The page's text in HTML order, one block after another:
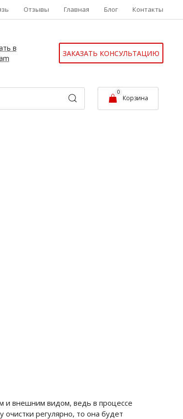
Отзывы Главная Блог Контакты
в
ЗАКАЗАТЬ КОНСУЛЬТАЦИЮ
0
Корзина
и внешним видом, ведь в процессе
очистки регулярно, то она будет